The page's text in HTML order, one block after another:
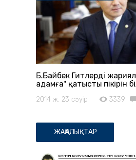
Б.Байбек Гитлерді
адамға" қатысты пікірін
2014 ж. 23 сәуір 3339
ЖАҢАЛЫҚТАР